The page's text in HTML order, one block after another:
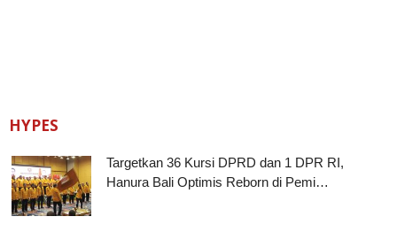
HYPES
Targetkan 36 Kursi DPRD dan 1 DPR RI,
Hanura Bali Optimis Reborn di Pemi…